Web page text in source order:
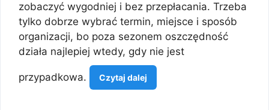
zobaczyć wygodniej i bez przepłacania. Trzeba
tylko dobrze wybrać termin, miejsce i sposób
organizacji, bo poza sezonem oszczędność
działa najlepiej wtedy, gdy nie jest
przypadkowa. Czytaj dalej